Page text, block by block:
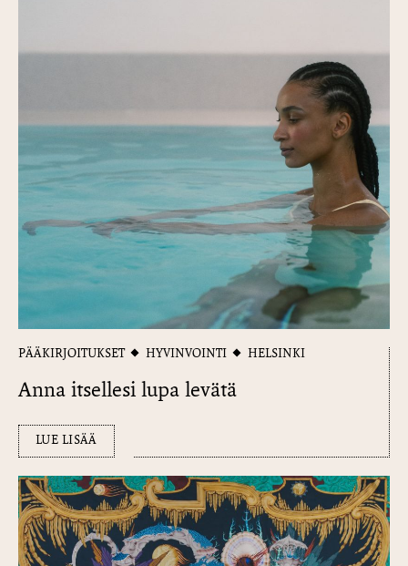
PÄÄKIRJOITUKSET HYVINVOINTI HELSINKI
Anna itsellesi lupa levätä
LUE LISÄÄ